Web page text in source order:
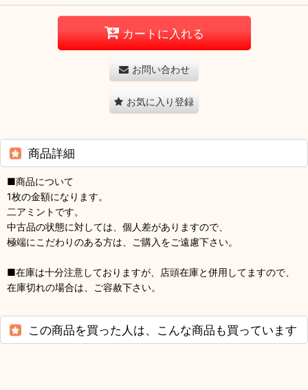
カートに入れる
お問い合わせ
お気に入り登録
商品詳細
■商品について
1枚の金額になります。
二アミントです。
中古品の状態に対しては、個人差がありますので、
極端にこだわりのある方は、ご購入をご遠慮下さい。
■在庫は十分注意しておりますが、店頭在庫と併用してますので、
在庫切れの場合は、ご容赦下さい。
この商品を買った人は、こんな商品も買っています